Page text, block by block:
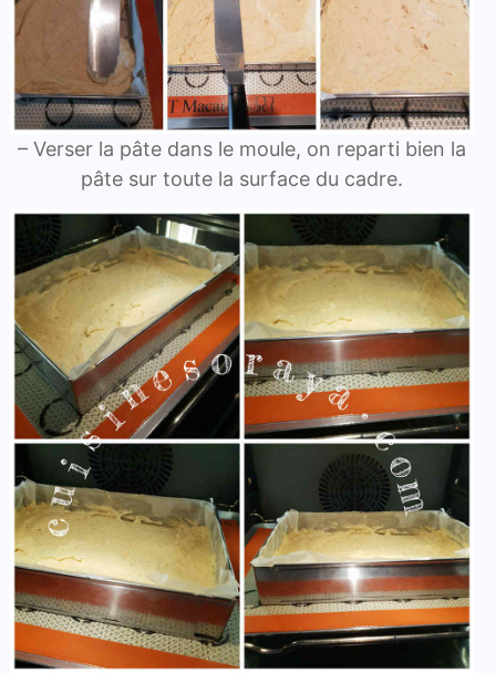
– Verser la pâte dans le moule, on reparti bien la
pâte sur toute la surface du cadre.